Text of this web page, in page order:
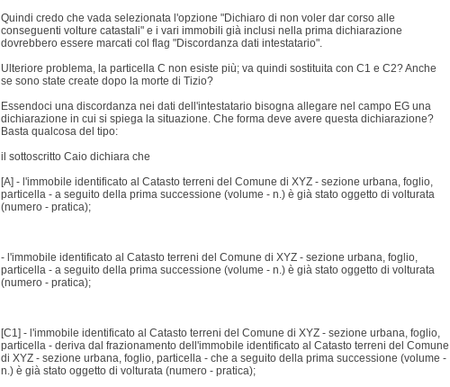
Quindi credo che vada selezionata l'opzione "Dichiaro di non voler dar corso alle
conseguenti volture catastali" e i vari immobili già inclusi nella prima dichiarazione
dovrebbero essere marcati col flag "Discordanza dati intestatario".
Ulteriore problema, la particella C non esiste più; va quindi sostituita con C1 e C2? Anche
se sono state create dopo la morte di Tizio?
Essendoci una discordanza nei dati dell'intestatario bisogna allegare nel campo EG una
dichiarazione in cui si spiega la situazione. Che forma deve avere questa dichiarazione?
Basta qualcosa del tipo:
il sottoscritto Caio dichiara che
[A] - l'immobile identificato al Catasto terreni del Comune di XYZ - sezione urbana, foglio,
particella - a seguito della prima successione (volume - n.) è già stato oggetto di volturata
(numero - pratica);
- l'immobile identificato al Catasto terreni del Comune di XYZ - sezione urbana, foglio,
particella - a seguito della prima successione (volume - n.) è già stato oggetto di volturata
(numero - pratica);
[C1] - l'immobile identificato al Catasto terreni del Comune di XYZ - sezione urbana, foglio,
particella - deriva dal frazionamento dell'immobile identificato al Catasto terreni del Comune
di XYZ - sezione urbana, foglio, particella - che a seguito della prima successione (volume -
n.) è già stato oggetto di volturata (numero - pratica);